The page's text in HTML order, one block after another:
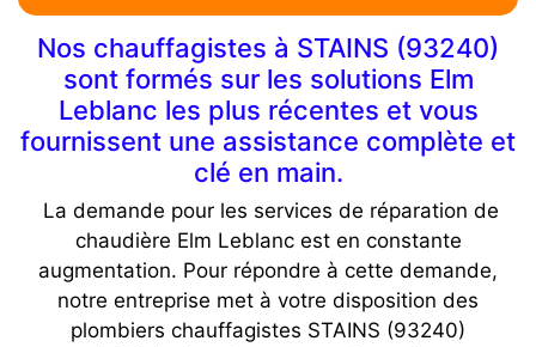
Nos chauffagistes à STAINS (93240)
sont formés sur les solutions Elm
Leblanc les plus récentes et vous
fournissent une assistance complète et
clé en main.
La demande pour les services de réparation de
chaudière Elm Leblanc est en constante
augmentation. Pour répondre à cette demande,
notre entreprise met à votre disposition des
plombiers chauffagistes STAINS (93240)